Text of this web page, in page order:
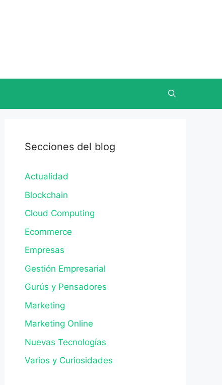
Secciones del blog
Actualidad
Blockchain
Cloud Computing
Ecommerce
Empresas
Gestión Empresarial
Gurús y Pensadores
Marketing
Marketing Online
Nuevas Tecnologías
Varios y Curiosidades